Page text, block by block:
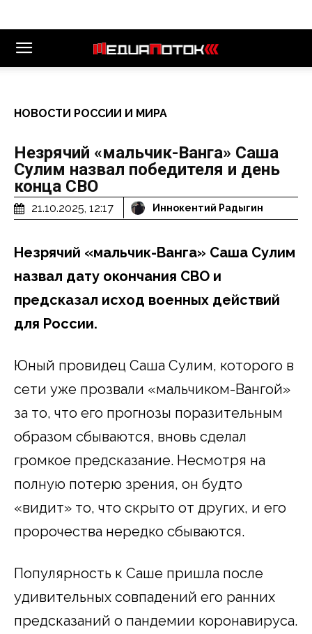
НОВОСТИ РОССИИ И МИРА
Незрячий «мальчик-Ванга» Саша
Сулим назвал победителя и день
конца СВО
21.10.2025, 12:17 Иннокентий Радыгин
Незрячий «мальчик-Ванга» Саша Сулим
назвал дату окончания СВО и
предсказал исход военных действий
для России.
Юный провидец Саша Сулим, которого в
сети уже прозвали «мальчиком-Вангой»
за то, что его прогнозы поразительным
образом сбываются, вновь сделал
громкое предсказание. Несмотря на
полную потерю зрения, он будто
«видит» то, что скрыто от других, и его
пророчества нередко сбываются.
Популярность к Саше пришла после
удивительных совпадений его ранних
предсказаний о пандемии коронавируса.